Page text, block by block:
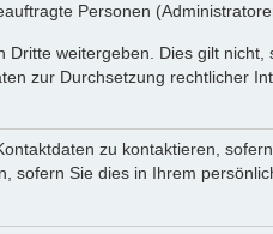
Personen
weitergeben. Dies gilt
zur Durchsetzung rechtlicher
zu kontaktieren,
sofern Sie dies in Ihrem